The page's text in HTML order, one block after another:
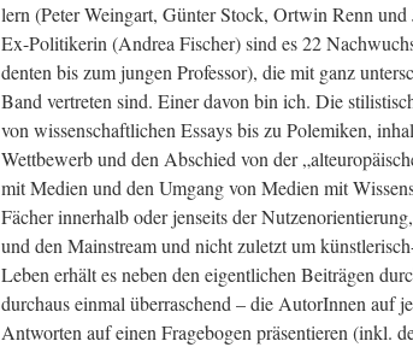
lern (Peter Wein­gart, Gün­ter Stock, Ort­win Renn
Ex-Poli­ti­ke­rin (Andrea Fischer) sind es 22
den­ten bis zum jun­gen Pro­fes­sor), die mit ganz
Band ver­tre­ten sind. Einer davon bin ich. Die
von wis­sen­schaft­li­chen Essays bis zu Pole­mi­ken,
Wett­be­werb und den Abschied von der
mit Medi­en und den Umgang von Medi­en mit
Fächer inner­halb oder jen­seits der
und den Main­stream und nicht zuletzt um
Leben erhält es neben den eigent­li­chen Bei­trä­gen
durch­aus ein­mal über­ra­schend – die AutorIn­nen auf
Ant­wor­ten auf einen Fra­ge­bo­gen prä­sen­tie­ren (inkl.